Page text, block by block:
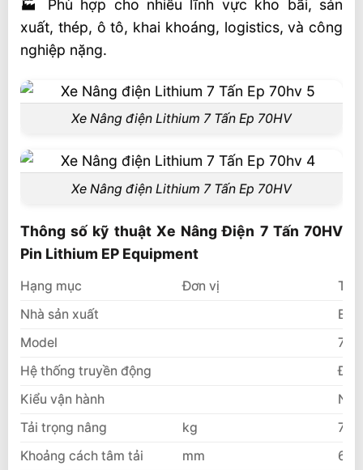
🏭 Phù hợp cho nhiều lĩnh vực kho bãi, sản
xuất, thép, ô tô, khai khoáng, logistics, và công
nghiệp nặng.
Xe Nâng điện Lithium 7 Tấn Ep 70HV
Xe Nâng điện Lithium 7 Tấn Ep 70HV
Thông số kỹ thuật Xe Nâng Điện 7 Tấn 70HV
Pin Lithium EP Equipment
Hạng mục Đơn vị
Nhà sản xuất
EP
Model
Hệ thống truyền động
Kiểu vận hành
Tải trọng nâng
kg
Khoảng cách tâm tải
mm
600